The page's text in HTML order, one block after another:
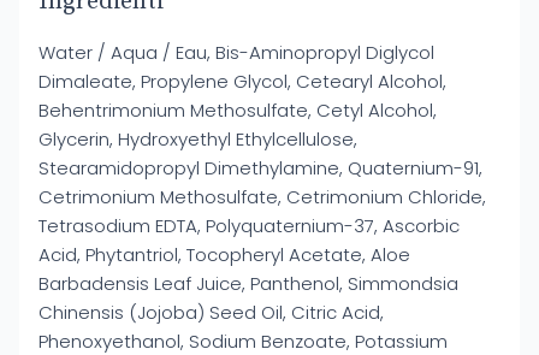
Water / Aqua / Eau, Bis-Aminopropyl Diglycol
Dimaleate, Propylene Glycol, Cetearyl Alcohol,
Behentrimonium Methosulfate, Cetyl Alcohol,
Glycerin, Hydroxyethyl Ethylcellulose,
Stearamidopropyl Dimethylamine, Quaternium-91,
Cetrimonium Methosulfate, Cetrimonium Chloride,
Tetrasodium EDTA, Polyquaternium-37, Ascorbic
Acid, Phytantriol, Tocopheryl Acetate, Aloe
Barbadensis Leaf Juice, Panthenol, Simmondsia
Chinensis (Jojoba) Seed Oil, Citric Acid,
Phenoxyethanol, Sodium Benzoate, Potassium